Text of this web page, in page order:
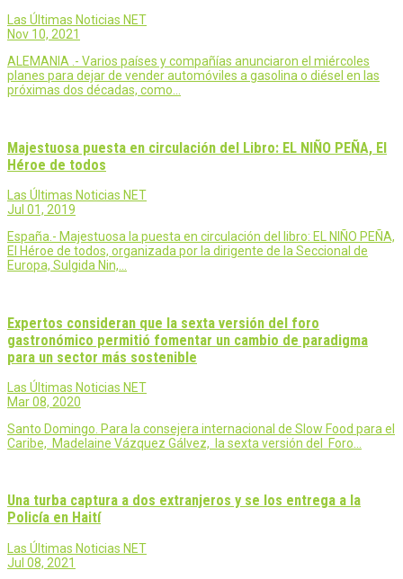
Las Últimas Noticias NET
Nov 10, 2021
ALEMANIA .- Varios países y compañías anunciaron el miércoles
planes para dejar de vender automóviles a gasolina o diésel en las
próximas dos décadas, como…
Majestuosa puesta en circulación del Libro: EL NIÑO PEÑA, El
Héroe de todos
Las Últimas Noticias NET
Jul 01, 2019
España.- Majestuosa la puesta en circulación del libro: EL NIÑO PEÑA,
El Héroe de todos, organizada por la dirigente de la Seccional de
Europa, Sulgida Nin,…
Expertos consideran que la sexta versión del foro
gastronómico permitió fomentar un cambio de paradigma
para un sector más sostenible
Las Últimas Noticias NET
Mar 08, 2020
Santo Domingo. Para la consejera internacional de Slow Food para el
Caribe, Madelaine Vázquez Gálvez, la sexta versión del Foro…
Una turba captura a dos extranjeros y se los entrega a la
Policía en Haití
Las Últimas Noticias NET
Jul 08, 2021